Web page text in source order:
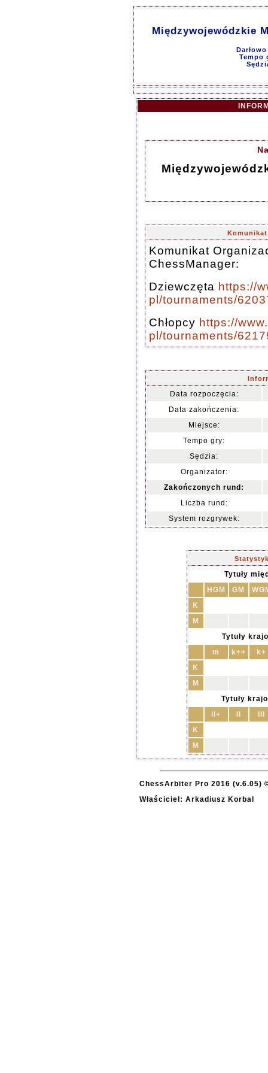
Międzywojewódzkie
Tempo
Komunikat
ChessManager:
Dziewczęta https://
pl/tournaments/
Chłopcy https://
pl/tournaments/
Data rozpoczęcia:
Data zakończenia:
Miejsce:
Tempo gry:
Sędzia:
Organizator:
Zakończonych rund:
Liczba rund:
System rozgrywek:
Tytuły
HGM
GM
K
M
Tytuły
m
k++
k+
K
M
Tytuły
II+
K
M
ChessArbiter Pro 2016 (v.6.05)
Właściciel: Arkadiusz Korbal